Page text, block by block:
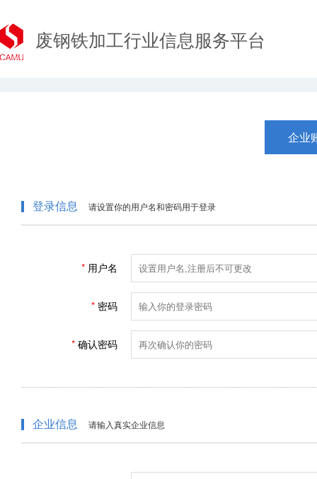
废钢铁加工行业信息服务平台
企业
登录信息 请设置你的用户名和密码用于登录
用户名
密码
确认密码
企业信息 请输入真实企业信息